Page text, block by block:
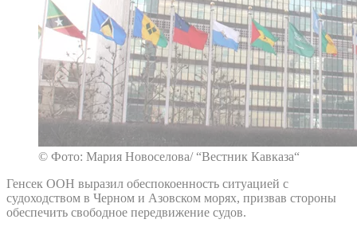
© Фото: Мария Новоселова/ “Вестник Кавказа“
Генсек ООН выразил обеспокоенность ситуацией с
судоходством в Черном и Азовском морях, призвав стороны
обеспечить свободное передвижение судов.